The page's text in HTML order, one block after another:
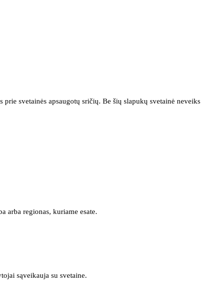
svetainės apsaugotų sričių. Be šių slapukų svetainė neveiks
arba regionas, kuriame esate.
sąveikauja su svetaine.